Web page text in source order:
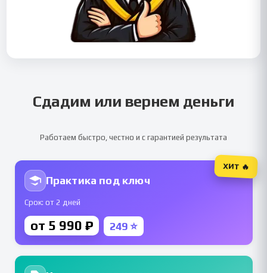
Сдадим или вернем деньги
Работаем быстро, честно и с гарантией результата
Практика под ключ
Срок: от 2 дней
от 5 990 ₽ 249 ⭐
ХИТ 🔥